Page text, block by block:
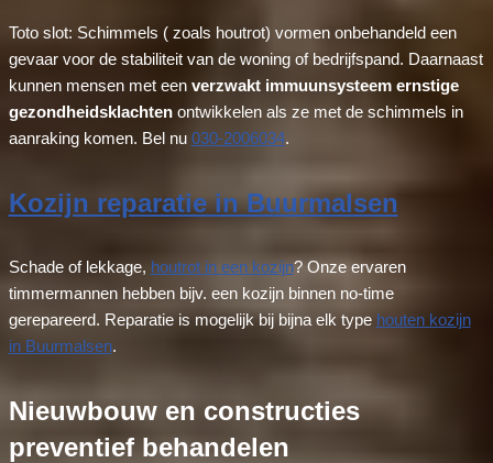
Toto slot: Schimmels ( zoals houtrot) vormen onbehandeld een
gevaar voor de stabiliteit van de woning of bedrijfspand. Daarnaast
kunnen mensen met een verzwakt immuunsysteem ernstige
gezondheidsklachten ontwikkelen als ze met de schimmels in
aanraking komen. Bel nu 030-2006034.
Kozijn reparatie in Buurmalsen
Schade of lekkage, houtrot in een kozijn? Onze ervaren
timmermannen hebben bijv. een kozijn binnen no-time
gerepareerd. Reparatie is mogelijk bij bijna elk type houten kozijn
in Buurmalsen.
Nieuwbouw en constructies
preventief behandelen